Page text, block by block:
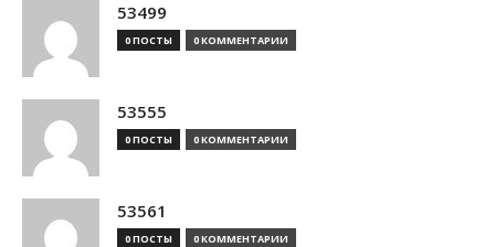
53499
0 ПОСТЫ 0 КОММЕНТАРИИ
53555
0 ПОСТЫ 0 КОММЕНТАРИИ
53561
0 ПОСТЫ 0 КОММЕНТАРИИ